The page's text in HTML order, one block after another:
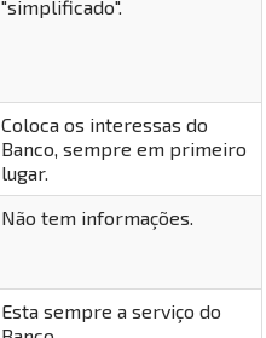
"simplificado".
Coloca os interessas do
Banco, sempre em primeiro
lugar.
Não tem informações.
Esta sempre a serviço do